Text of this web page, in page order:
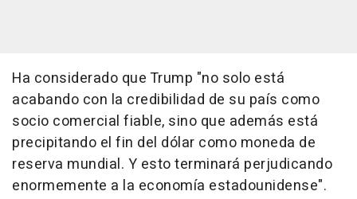
Ha considerado que Trump "no solo está
acabando con la credibilidad de su país como
socio comercial fiable, sino que además está
precipitando el fin del dólar como moneda de
reserva mundial. Y esto terminará perjudicando
enormemente a la economía estadounidense".